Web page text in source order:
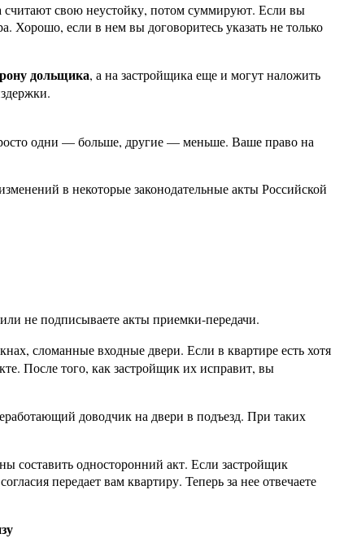
считают свою неустойку, потом суммируют. Если вы
Хорошо, если в нем вы договоритесь указать не только
дольщика, а на застройщика еще и могут наложить
одни — больше, другие — меньше. Ваше право на
в некоторые законодательные акты Российской
не подписываете акты приемки-передачи.
сломанные входные двери. Если в квартире есть хотя
После того, как застройщик их исправит, вы
доводчик на двери в подъезд. При таких
составить односторонний акт. Если застройщик
передает вам квартиру. Теперь за нее отвечаете